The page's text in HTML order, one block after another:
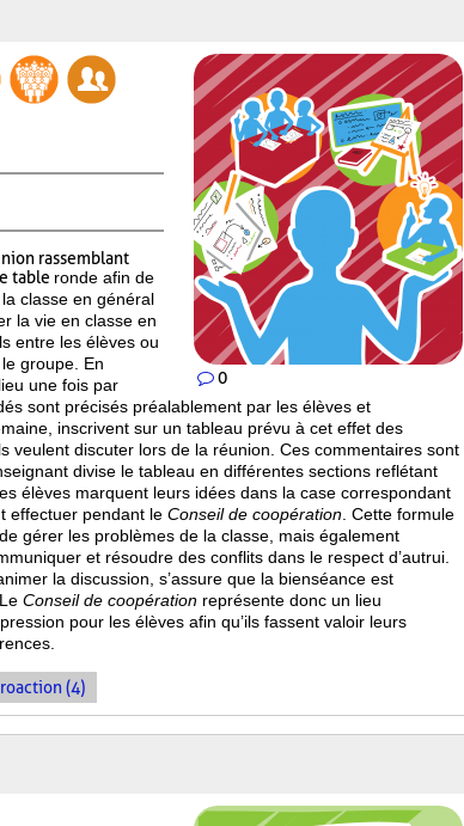
0
rassemblant
table ronde afin de
classe en général
la vie en classe en
entre les élèves ou
groupe. En
une fois par
sont précisés préalablement par les élèves et
inscrivent sur un tableau prévu à cet effet des
veulent discuter lors de la réunion. Ces commentaires sont
divise le tableau en différentes sections reflétant
élèves marquent leurs idées dans la case correspondant
effectuer pendant le Conseil de coopération. Cette formule
gérer les problèmes de la classe, mais également
et résoudre des conflits dans le respect d’autrui.
la discussion, s’assure que la bienséance est
Conseil de coopération représente donc un lieu
pour les élèves afin qu’ils fassent valoir leurs
(4)